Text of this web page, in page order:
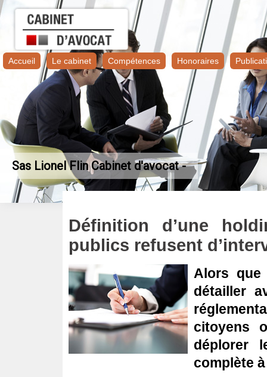
Sas Lionel Flin Cabinet d'avocat -
Accueil Le cabinet Compétences Honoraires
Définition d’une
publics refusent
Alors
détailler
citoyens
déplorer
complète